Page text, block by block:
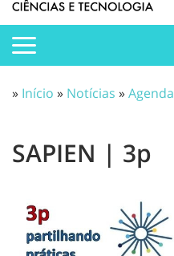
» Início » Notícias »Agenda
SAPIEN | 3p